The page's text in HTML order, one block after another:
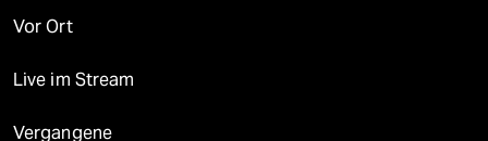
Vor Ort
Live im Stream
Vergangene